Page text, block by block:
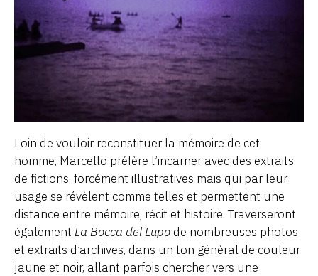
Loin de vouloir reconstituer la mémoire de cet
homme, Marcello préfère l’incarner avec des extraits
de fictions, forcément illustratives mais qui par leur
usage se révèlent comme telles et permettent une
distance entre mémoire, récit et histoire. Traverseront
également La Bocca del Lupo de nombreuses photos
et extraits d’archives, dans un ton général de couleur
jaune et noir, allant parfois chercher vers une